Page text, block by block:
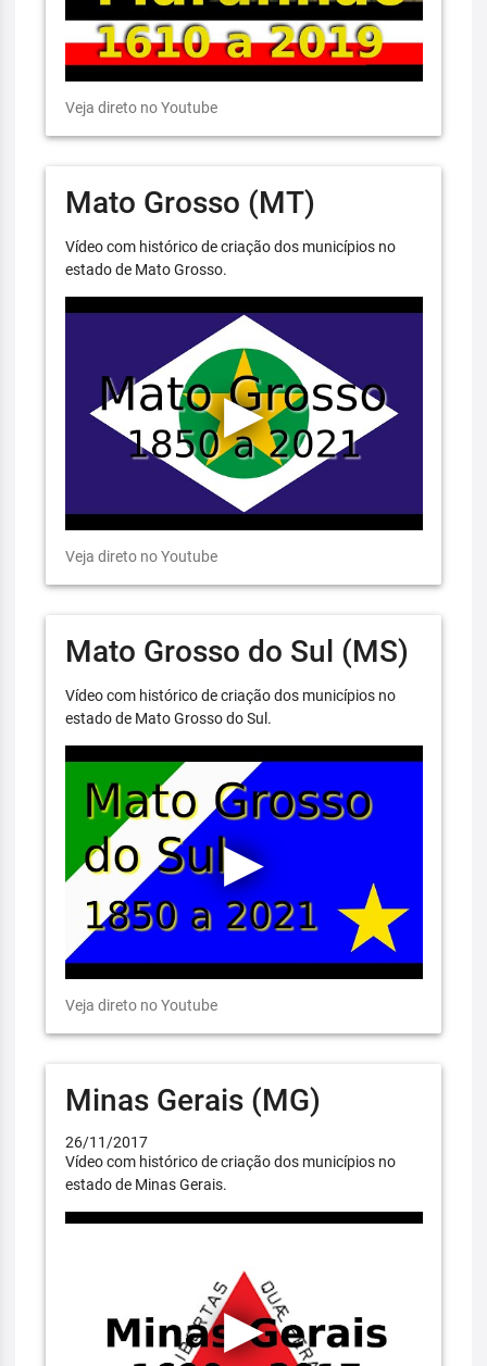
Veja direto no Youtube
Mato Grosso (MT)
Vídeo com histórico de criação dos municípios no
estado de Mato Grosso.
Veja direto no Youtube
Mato Grosso do Sul (MS)
Vídeo com histórico de criação dos municípios no
estado de Mato Grosso do Sul.
Veja direto no Youtube
Minas Gerais (MG)
26/11/2017
Vídeo com histórico de criação dos municípios no
estado de Minas Gerais.